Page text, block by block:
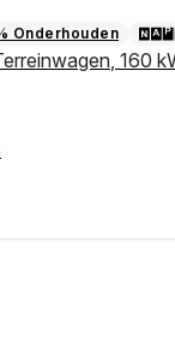
Onderhouden
160